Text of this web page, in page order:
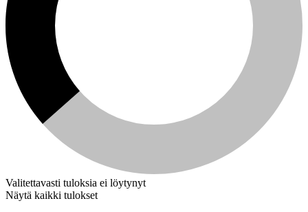
Valitettavasti tuloksia ei löytynyt
Näytä kaikki tulokset